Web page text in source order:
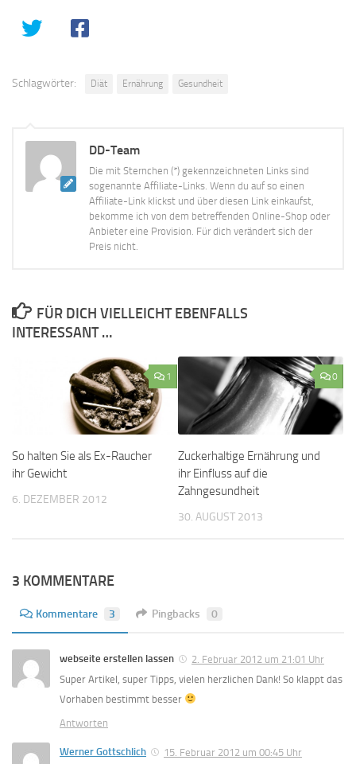
Schlagwörter: Diät Ernährung Gesundheit
DD-Team
Die mit Sternchen (*) gekennzeichneten Links sind
sogenannte Affiliate-Links. Wenn du auf so einen
Affiliate-Link klickst und über diesen Link einkaufst,
bekomme ich von dem betreffenden Online-Shop oder
Anbieter eine Provision. Für dich verändert sich der
Preis nicht.
FÜR DICH VIELLEICHT EBENFALLS
INTERESSANT …
1
So halten Sie als Ex-Raucher
ihr Gewicht
6. DEZEMBER 2012
0
Zuckerhaltige Ernährung und
ihr Einfluss auf die
Zahngesundheit
30. AUGUST 2013
3 KOMMENTARE
Kommentare 3 Pingbacks 0
webseite erstellen lassen
2. Februar 2012 um 21:01 Uhr
Super Artikel, super Tipps, vielen herzlichen Dank! So klappt das
Vorhaben bestimmt besser
Antworten
Werner Gottschlich
15. Februar 2012 um 00:45 Uhr